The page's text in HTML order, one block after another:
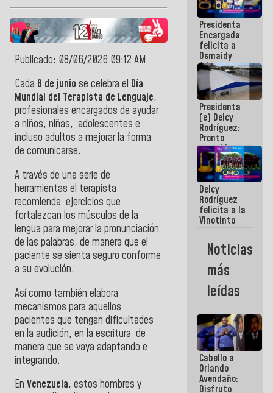
Publicado: 08/06/2026 09:12 AM
Cada 8 de junio se celebra el Día
Mundial del Terapista de Lenguaje,
profesionales encargados de ayudar
a niños, niñas, adolescentes e
incluso adultos a mejorar la forma
de comunicarse.
A través de una serie de
herramientas el terapista
recomienda ejercicios que
fortalezcan los músculos de la
lengua para mejorar la pronunciación
de las palabras, de manera que el
paciente se sienta seguro conforme
a su evolución.
Así como también elabora
mecanismos para aquellos
pacientes que tengan dificultades
en la audición, en la escritura de
manera que se vaya adaptando e
integrando.
En Venezuela, estos hombres y
ejecución de
fondos de
emergencia
post-sismos
Presidenta
Encargada
felicita a
Osmaidy
Arias y
Giraly
Marcano por
hacer
historia en
los
Centroamericanos
Presidenta
(e) Delcy
Rodríguez:
Pronto
restableceremos
las
operaciones
en el
Aeropuerto
Internacional
de
Maiquetía
Delcy
Rodríguez
felicita a la
Vinotinto
Sub 20
campeona
frente
México Sub
23 en los
Centroamericanos
Noticias
más
leídas
Cabello a
Orlando
Avendaño:
Disfruto